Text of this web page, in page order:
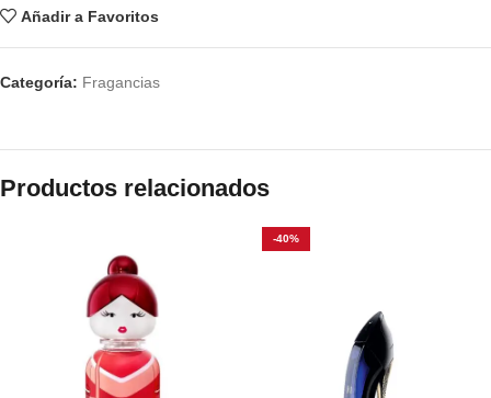
Añadir a Favoritos
Categoría: Fragancias
Productos relacionados
-40%